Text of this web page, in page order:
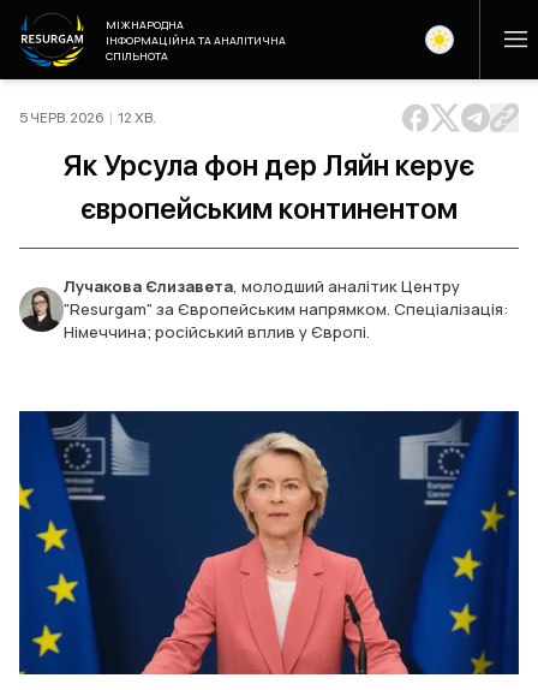
МІЖНАРОДНА
ІНФОРМАЦІЙНА ТА АНАЛІТИЧНА
СПІЛЬНОТА
5 ЧЕРВ. 2026 | 12 ХВ.
Як Урсула фон дер Ляйн керує
європейським континентом
Лучакова Єлизавета, молодший аналітик Центру
"Resurgam" за Європейським напрямком. Спеціалізація:
Німеччина; російський вплив у Європі.